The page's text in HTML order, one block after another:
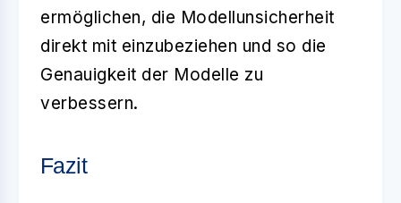
ermöglichen, die Modellunsicherheit
direkt mit einzubeziehen und so die
Genauigkeit der Modelle zu
verbessern.
Fazit